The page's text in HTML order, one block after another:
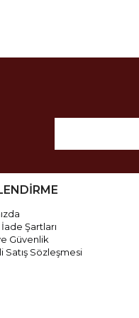
Şartları
Güvenlik
Satış Sözleşmesi